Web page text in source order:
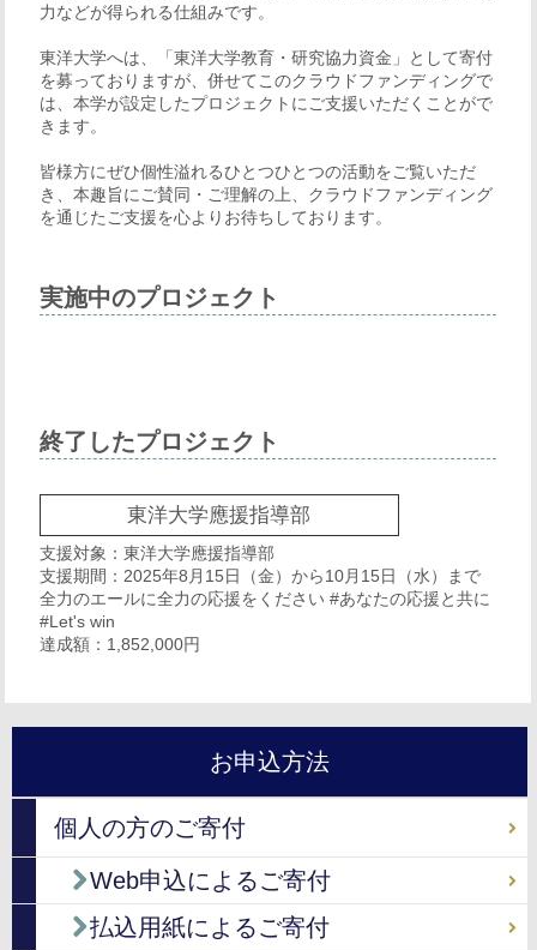
力などが得られる仕組みです。
東洋大学へは、「東洋大学教育・研究協力資金」として寄付
を募っておりますが、併せてこのクラウドファンディングで
は、本学が設定したプロジェクトにご支援いただくことがで
きます。
皆様方にぜひ個性溢れるひとつひとつの活動をご覧いただ
き、本趣旨にご賛同・ご理解の上、クラウドファンディング
を通じたご支援を心よりお待ちしております。
実施中のプロジェクト
終了したプロジェクト
東洋大学應援指導部
支援対象：東洋大学應援指導部
支援期間：2025年8月15日（金）から10月15日（水）まで
全力のエールに全力の応援をください #あなたの応援と共に
#Let's win
達成額：1,852,000円
お申込方法
個人の方のご寄付
Web申込によるご寄付
払込用紙によるご寄付